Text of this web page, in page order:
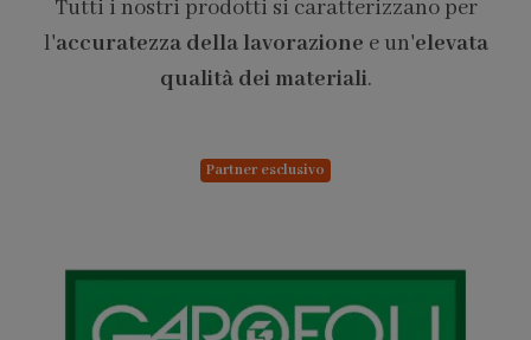
Tutti i nostri prodotti si caratterizzano per
l'accuratezza della lavorazione e un'elevata
qualità dei materiali.
Partner esclusivo